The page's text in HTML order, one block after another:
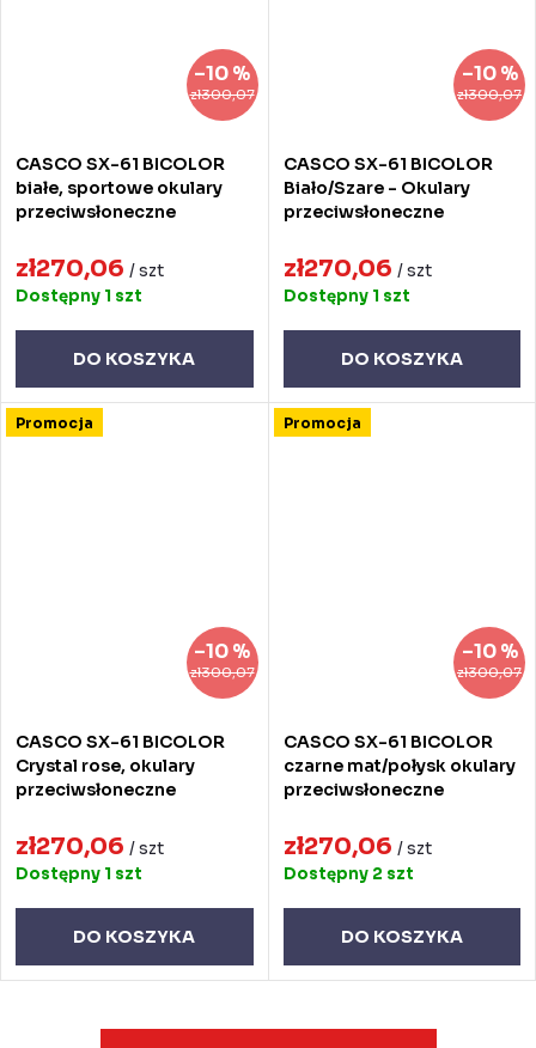
zł300,07
–10 %
CASCO SX-61 BICOLOR
białe, sportowe okulary
przeciwsłoneczne
zł270,06 / szt
Dostępny 1 szt
DO KOSZYKA
zł300,07
–10 %
CASCO SX-61 BICOLOR
Biało/Szare - Okulary
przeciwsłoneczne
zł270,06 / szt
Dostępny 1 szt
DO KOSZYKA
Promocja
zł300,07
–10 %
CASCO SX-61 BICOLOR
Crystal rose, okulary
przeciwsłoneczne
zł270,06 / szt
Dostępny 1 szt
DO KOSZYKA
Promocja
zł300,07
–10 %
CASCO SX-61 BICOLOR
czarne mat/połysk okulary
przeciwsłoneczne
zł270,06 / szt
Dostępny 2 szt
DO KOSZYKA